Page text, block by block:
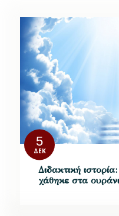
5
ΔΕΚ
Διδακτική
χάθηκε στα